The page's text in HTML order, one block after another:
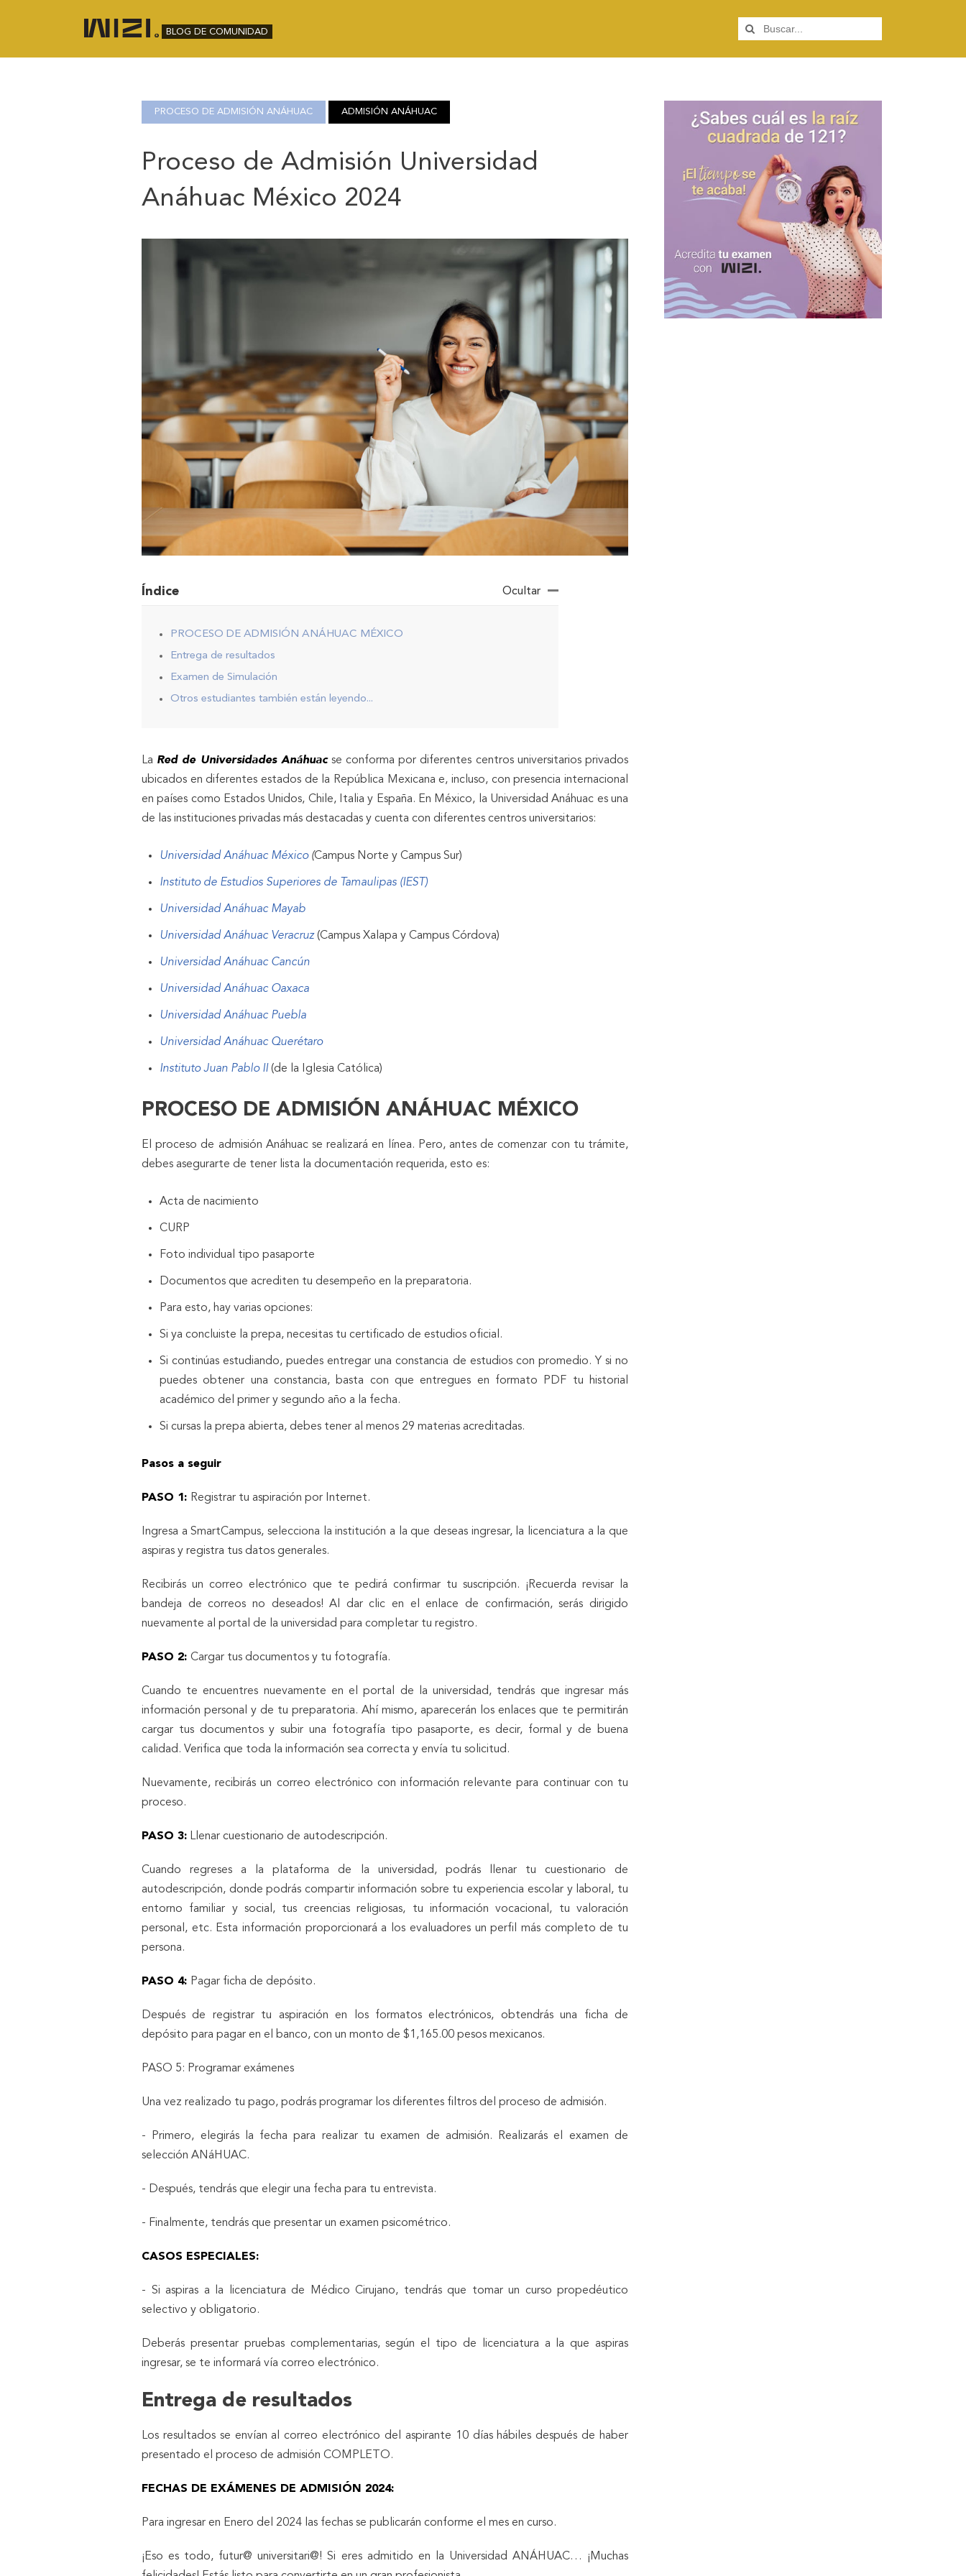
BLOG DE COMUNIDAD
PROCESO DE ADMISIÓN ANÁHUAC ADMISIÓN ANÁHUAC
Proceso de Admisión Universidad
Anáhuac México 2024
Índice Ocultar
PROCESO DE ADMISIÓN ANÁHUAC MÉXICO
Entrega de resultados
Examen de Simulación
Otros estudiantes también están leyendo...
La Red de Universidades Anáhuacse conforma por diferentes centros universitarios privados
ubicados en diferentes estados de la República Mexicana e, incluso, con presencia internacional
en países como Estados Unidos, Chile, Italia y España. En México, la Universidad Anáhuac es una
de las instituciones privadas más destacadas y cuenta con diferentes centros universitarios:
Universidad Anáhuac México(Campus Norte y Campus Sur)
Instituto de Estudios Superiores de Tamaulipas (IEST)
Universidad Anáhuac Mayab
Universidad Anáhuac Veracruz (Campus Xalapa y Campus Córdova)
Universidad Anáhuac Cancún
Universidad Anáhuac Oaxaca
Universidad Anáhuac Puebla
Universidad Anáhuac Querétaro
Instituto Juan Pablo II (de la Iglesia Católica)
PROCESO DE ADMISIÓN ANÁHUAC MÉXICO
El proceso de admisión Anáhuac se realizará en línea. Pero, antes de comenzar con tu trámite,
debes asegurarte de tener lista la documentación requerida, esto es:
Acta de nacimiento
CURP
Foto individual tipo pasaporte
Documentos que acrediten tu desempeño en la preparatoria.
Para esto, hay varias opciones:
Si ya concluiste la prepa, necesitas tu certificado de estudios oficial.
Si continúas estudiando, puedes entregar una constancia de estudios con promedio. Y si no
puedes obtener una constancia, basta con que entregues en formato PDF tu historial
académico del primer y segundo año a la fecha.
Si cursas la prepa abierta, debes tener al menos 29 materias acreditadas.
Pasos a seguir
PASO 1: Registrar tu aspiración por Internet.
Ingresa a SmartCampus, selecciona la institución a la que deseas ingresar, la licenciatura a la que
aspiras y registra tus datos generales.
Recibirás un correo electrónico que te pedirá confirmar tu suscripción. ¡Recuerda revisar la
bandeja de correos no deseados! Al dar clic en el enlace de confirmación, serás dirigido
nuevamente al portal de la universidad para completar tu registro.
PASO 2: Cargar tus documentos y tu fotografía.
Cuando te encuentres nuevamente en el portal de la universidad, tendrás que ingresar más
información personal y de tu preparatoria. Ahí mismo, aparecerán los enlaces que te permitirán
cargar tus documentos y subir una fotografía tipo pasaporte, es decir, formal y de buena
calidad. Verifica que toda la información sea correcta y envía tu solicitud.
Nuevamente, recibirás un correo electrónico con información relevante para continuar con tu
proceso.
PASO 3: Llenar cuestionario de autodescripción.
Cuando regreses a la plataforma de la universidad, podrás llenar tu cuestionario de
autodescripción, donde podrás compartir información sobre tu experiencia escolar y laboral, tu
entorno familiar y social, tus creencias religiosas, tu información vocacional, tu valoración
personal, etc. Esta información proporcionará a los evaluadores un perfil más completo de tu
persona.
PASO 4: Pagar ficha de depósito.
Después de registrar tu aspiración en los formatos electrónicos, obtendrás una ficha de
depósito para pagar en el banco, con un monto de $1,165.00 pesos mexicanos.
PASO 5: Programar exámenes
Una vez realizado tu pago, podrás programar los diferentes filtros del proceso de admisión.
- Primero, elegirás la fecha para realizar tu examen de admisión. Realizarás el examen de
selección ANáHUAC.
- Después, tendrás que elegir una fecha para tu entrevista.
- Finalmente, tendrás que presentar un examen psicométrico.
CASOS ESPECIALES:
- Si aspiras a la licenciatura de Médico Cirujano, tendrás que tomar un curso propedéutico
selectivo y obligatorio.
Deberás presentar pruebas complementarias, según el tipo de licenciatura a la que aspiras
ingresar, se te informará vía correo electrónico.
Entrega de resultados
Los resultados se envían al correo electrónico del aspirante 10 días hábiles después de haber
presentado el proceso de admisión COMPLETO.
FECHAS DE EXÁMENES DE ADMISIÓN 2024:
Para ingresar en Enero del 2024 las fechas se publicarán conforme el mes en curso.
¡Eso es todo, futur@ universitari@! Si eres admitido en la Universidad ANÁHUAC… ¡Muchas